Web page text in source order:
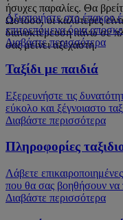
ήσυχες παραλίες. Θα
Ωστόσο, οι καλύτερες
διανυκτέρευση πάνω σε
σας μείνει αξέχαστη.
Αξιοποιήστε στο έπακρο
επιτρεπόμενα όρια
Διαβάστε περισσότερα
Ταξίδι με παιδιά
Εξερευνήστε τις
εύκολο και ξέγνοιαστο
Διαβάστε περισσότερα
Πληροφορίες
Λάβετε
που θα σας βοηθήσουν να
Διαβάστε περισσότερα